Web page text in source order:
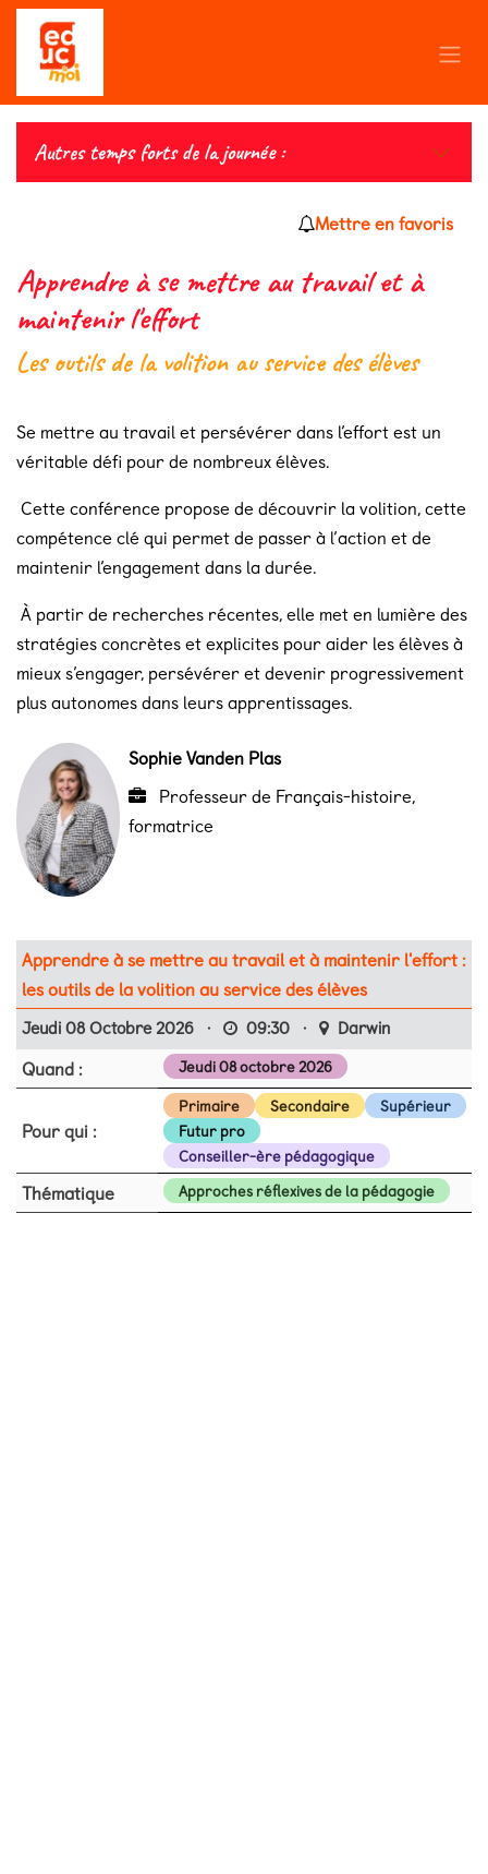
Se rendre au contenu
Autres temps forts de la journée :
Mettre en favoris
Apprendre à se mettre au travail et à
maintenir l'effort
Les outils de la volition au service des élèves
Se mettre au travail et persévérer dans l’effort est un
véritable défi pour de nombreux élèves.
Cette conférence propose de découvrir la volition, cette
compétence clé qui permet de passer à l’action et de
maintenir l’engagement dans la durée.
À partir de recherches récentes, elle met en lumière des
stratégies concrètes et explicites pour aider les élèves à
mieux s’engager, persévérer et devenir progressivement
plus autonomes dans leurs apprentissages.
Sophie Vanden Plas
Professeur de Français-histoire,
formatrice
Apprendre à se mettre au travail et à maintenir l'effort :
les outils de la volition au service des élèves
Jeudi 08 Octobre 2026 · 09:30 · Darwin
Quand : Jeudi 08 octobre 2026
Pour qui :
Primaire Secondaire
Supérieur
Futur pro
Conseiller-ère pédagogique
Thématique Approches réflexives de la pédagogie